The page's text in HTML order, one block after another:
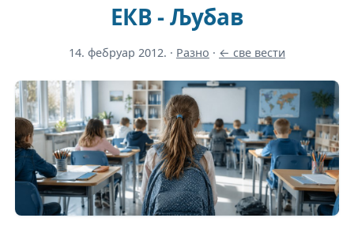
ЕКВ - Љубав
14. фебруар 2012. · Разно · ← све вести